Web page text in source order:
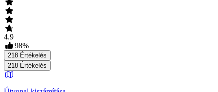
4.9
98%
218 Értékelés
218 Értékelés